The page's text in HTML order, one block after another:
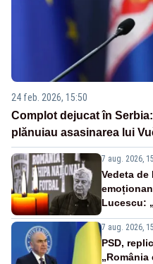
24 feb. 2026, 15:50
Complot dejucat în
plănuiau asasinarea lui
7 aug. 2026,
Vedeta de
Lucescu:
7 aug. 2026,
PSD,